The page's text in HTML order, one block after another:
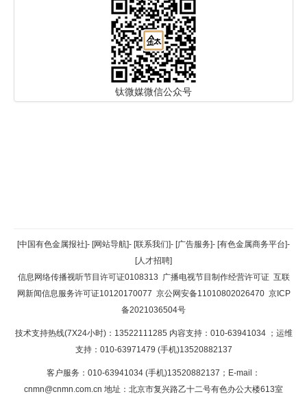
钛微媒微信公众号
返回顶部
返回首页
[中国有色金属报社]- [网站导航]- [联系我们]- [广告服务]- [有色金属商务平台]-
[人才招聘]
信息网络传播视听节目许可证0108313 广播电视节目制作经营许可证 互联
网新闻信息服务许可证10120170077 京公网安备11010802026470 京ICP
备2021036504号
技术支持热线(7X24小时)：13522111285 内容支持：010-63941034 ；运维
支持：010-63971479 (手机)13520882137
客户服务：010-63941034 (手机)13520882137；E-mail：
cnmn@cnmn.com.cn 地址：北京市复兴路乙十二号有色办公大楼613室